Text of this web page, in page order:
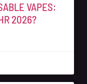
VAPES:
2026?